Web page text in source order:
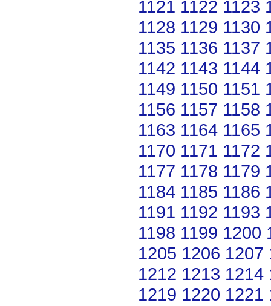
1121 1122 1123
1128 1129 1130
1135 1136 1137
1142 1143 1144
1149 1150 1151
1156 1157 1158
1163 1164 1165
1170 1171 1172
1177 1178 1179
1184 1185 1186
1191 1192 1193
1198 1199 1200
1205 1206 1207
1212 1213 1214
1219 1220 1221